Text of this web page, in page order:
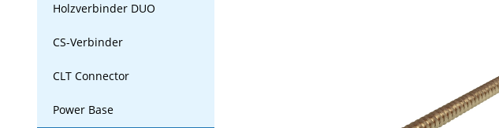
Holzverbinder DUO
CS-Verbinder
CLT Connector
Power Base